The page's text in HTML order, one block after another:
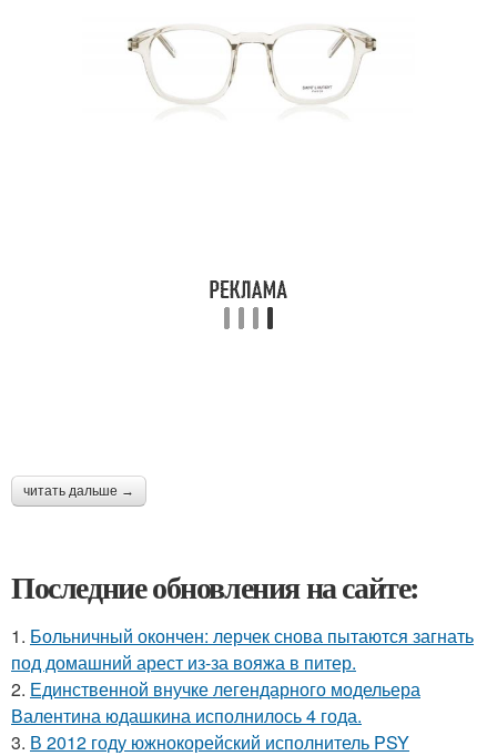
читать дальше →
Последние обновления на сайте:
1. Больничный окончен: лерчек снова пытаются загнать
под домашний арест из-за вояжа в питер.
2. Единственной внучке легендарного модельера
Валентина юдашкина исполнилось 4 года.
3. В 2012 году южнокорейский исполнитель PSY